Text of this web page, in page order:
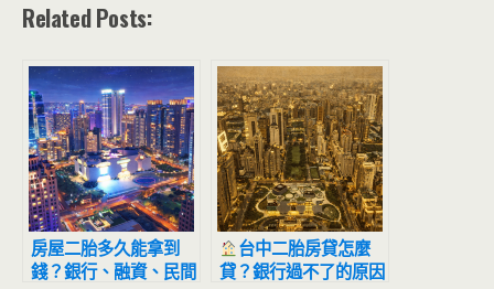
Related Posts:
房屋二胎多久能拿到
錢？銀行、融資、民間
台中二胎房貸怎麼
貸？銀行過不了的原因